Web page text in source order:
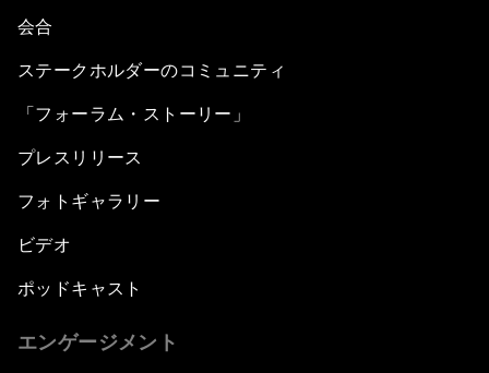
会合
ステークホルダーのコミュニティ
「フォーラム・ストーリー」
プレスリリース
フォトギャラリー
ビデオ
ポッドキャスト
エンゲージメント